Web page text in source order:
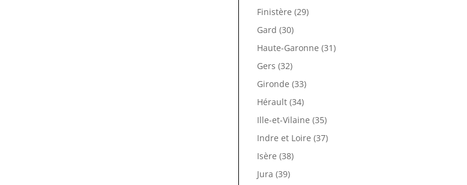
Finistère (29)
Gard (30)
Haute-Garonne (31)
Gers (32)
Gironde (33)
Hérault (34)
Ille-et-Vilaine (35)
Indre et Loire (37)
Isère (38)
Jura (39)